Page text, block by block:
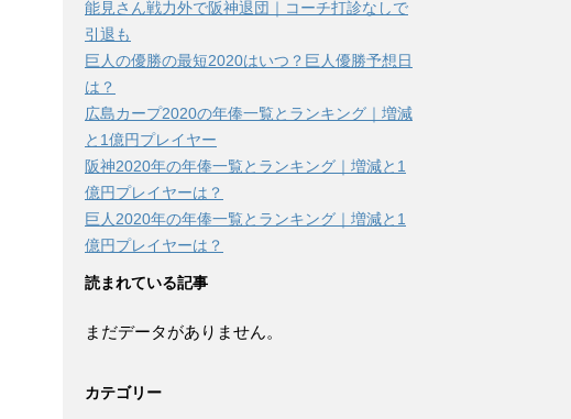
能見さん戦力外で阪神退団｜コーチ打診なしで
引退も
巨人の優勝の最短2020はいつ？巨人優勝予想日
は？
広島カープ2020の年俸一覧とランキング｜増減
と1億円プレイヤー
阪神2020年の年俸一覧とランキング｜増減と1
億円プレイヤーは？
巨人2020年の年俸一覧とランキング｜増減と1
億円プレイヤーは？
読まれている記事
まだデータがありません。
カテゴリー